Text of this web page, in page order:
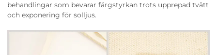
behandlingar som bevarar färgstyrkan trots upprepad tvätt
och exponering för solljus.